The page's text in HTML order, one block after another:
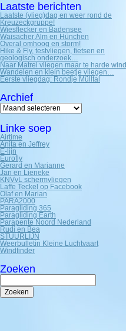
Laatste berichten
Laatste (vlieg)dag en weer rond de
Kreuzeckgruppe!
Wiesflecker en Badensee
Waisacher Alm en Hünchen
Overal omhoog en storm!
Hike & Fly, testvliegen, fietsen en
geologisch onderzoek…
Naar Matrei vliegen maar te harde wind
Wandelen en klein beetje vliegen…
Eerste vliegdag: Rondje Mülltal
Archief
Archief
Linke soep
Airtime
Anita en Jeffrey
E-lijn
Eurofly
Gerard en Marianne
Jan en Lieneke
KNVvL schermvliegen
Laffe Teckel op Facebook
Olaf en Marian
PARA2000
Paragliding 365
Paragliding Earth
Parapente Noord Nederland
Rudi en Bea
STUURLIJN
Weerbulletin Kleine Luchtvaart
Windfinder
Zoeken
Zoeken
naar: